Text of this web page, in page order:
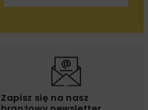
Zapisz się na nasz